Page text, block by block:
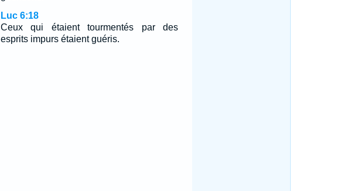
Luc 6:18
Ceux qui étaient tourmentés par des
esprits impurs étaient guéris.